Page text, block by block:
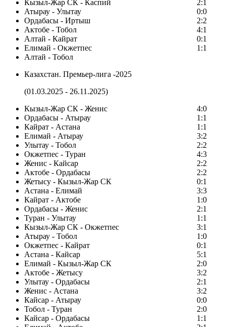
Кызыл-Жар СК - Каспий
2:1
Атырау - Улытау
0:0
Ордабасы - Иртыш
2:2
Актобе - Тобол
4:1
Алтай - Кайрат
0:1
Елимай - Окжетпес
1:1
Алтай - Тобол
Казахстан. Премьер-лига -2025
(01.03.2025 - 26.11.2025)
Кызыл-Жар СК - Женис
4:0
Ордабасы - Атырау
1:1
Кайрат - Астана
1:1
Елимай - Атырау
3:2
Улытау - Тобол
2:2
Окжетпес - Туран
4:3
Женис - Кайсар
2:2
Актобе - Ордабасы
2:2
Жетысу - Кызыл-Жар СК
0:1
Астана - Елимай
3:3
Кайрат - Актобе
1:0
Ордабасы - Женис
2:1
Туран - Улытау
1:1
Кызыл-Жар СК - Окжетпес
3:1
Атырау - Тобол
1:0
Окжетпес - Кайрат
0:1
Астана - Кайсар
5:1
Елимай - Кызыл-Жар СК
2:0
Актобе - Жетысу
3:2
Улытау - Ордабасы
2:1
Женис - Астана
3:2
Кайсар - Атырау
0:0
Тобол - Туран
2:0
Кайсар - Ордабасы
1:1